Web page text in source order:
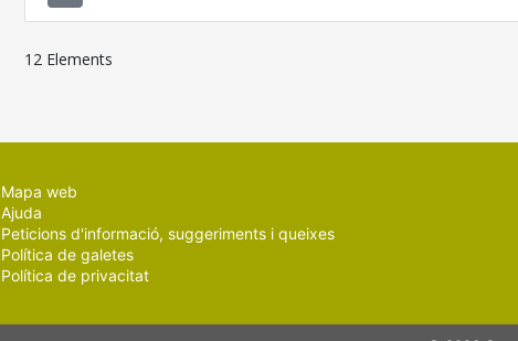
12 Elements
Mapa web
Ajuda
Peticions d'informació, suggeriments i queixes
Política de galetes
Política de privacitat